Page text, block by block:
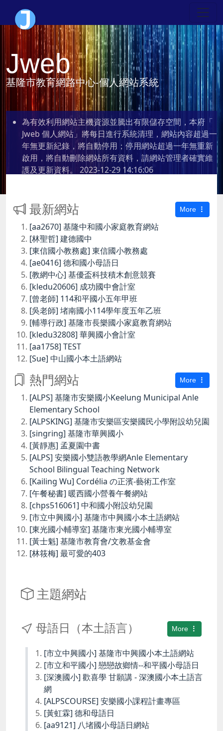
Jweb
基隆市教育網路中心-個人網站系統
為有效利用網站主機資源並騰出有限儲存空間，本府「
Jweb 個人網站」將每日進行系統清理，網站內容超過一
年無更新紀錄，將自動停用；停用網站超過一年無重新
啟用，將自動刪除網站所有資料，請網站管理者確實維
護及更新資料。 2023-12-29 14:16:06
最新網站 More
[aa2670] 基隆中和國小家庭教育網站
[林聖哲] 建德國中
[東信國小教務處] 東信國小教務處
[ae0416] 德和國小母語日
[教網中心] 基優盃科技積木創意競賽
[kledu20606] 成功國中會計室
[曾老師] 114和平國小五年甲班
[吳老師] 堵南國小114學年度五年乙班
[輔導行政] 基隆市長樂國小家庭教育網站
[kledu32808] 華興國小會計室
[aa1758] TEST
[Sue] 中山國小本土語網站
熱門網站 More
[ALPS] 基隆市安樂國小Keelung Municipal Anle
Elementary School
[ALPSKING] 基隆市安樂區安樂國民小學附設幼兒園
[singring] 基隆市華興國小
[黃靜惠] 孟夏園中書
[ALPS] 安樂國小雙語教學網Anle Elementary
School Bilingual Teaching Network
[Kailing Wu] Cordélia の正濱-藝術工作室
[午餐秘書] 暖西國小營養午餐網站
[chps516061] 中和國小附設幼兒園
[市立中興國小] 基隆市中興國小本土語網站
[東光國小輔導室] 基隆市東光國小輔導室
[黃士魁] 基隆市教育會/文教基金會
[林筱梅] 最可愛的403
主題網站
More
母語日（本土語言）
[市立中興國小] 基隆市中興國小本土語網站
[市立和平國小] 戀戀故鄉情--和平國小母語日
[深澳國小] 歡喜學 甘願講 - 深澳國小本土語言
網
[ALPSCOURSE] 安樂國小課程計畫專區
[黃虹霖] 德和母語日
[aa9121] 八堵國小母語日網站